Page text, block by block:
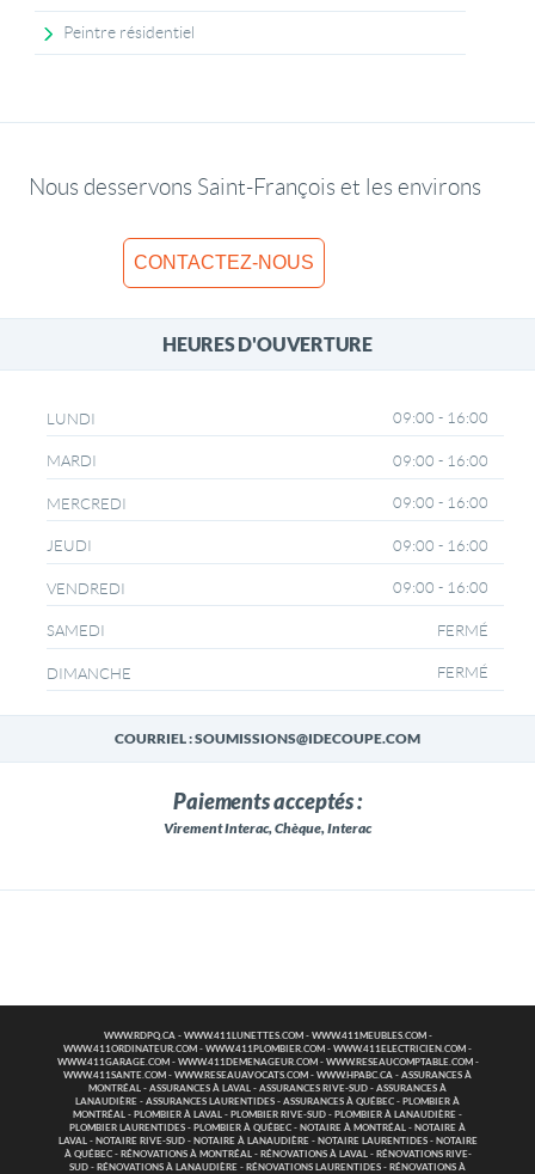
Peintre résidentiel
Nous desservons Saint-François et les environs
CONTACTEZ-NOUS
HEURES D'OUVERTURE
LUNDI 09:00 - 16:00
MARDI 09:00 - 16:00
MERCREDI 09:00 - 16:00
JEUDI 09:00 - 16:00
VENDREDI 09:00 - 16:00
SAMEDI FERMÉ
DIMANCHE FERMÉ
COURRIEL : SOUMISSIONS@IDECOUPE.COM
Paiements acceptés :
Virement Interac, Chèque, Interac
WWW.RDPQ.CA - WWW.411LUNETTES.COM - WWW.411MEUBLES.COM -
WWW.411ORDINATEUR.COM - WWW.411PLOMBIER.COM - WWW.411ELECTRICIEN.COM -
WWW.411GARAGE.COM - WWW.411DEMENAGEUR.COM - WWW.RESEAUCOMPTABLE.COM -
WWW.411SANTE.COM - WWW.RESEAUAVOCATS.COM - WWW.HPABC.CA - ASSURANCES À
MONTRÉAL
- ASSURANCES À LAVAL - ASSURANCES RIVE-SUD - ASSURANCES À
LANAUDIÈRE - ASSURANCES LAURENTIDES - ASSURANCES À QUÉBEC - PLOMBIER À
MONTRÉAL
- PLOMBIER À LAVAL - PLOMBIER RIVE-SUD - PLOMBIER À LANAUDIÈRE -
PLOMBIER LAURENTIDES - PLOMBIER À QUÉBEC - NOTAIRE À MONTRÉAL - NOTAIRE À
LAVAL
- NOTAIRE RIVE-SUD- NOTAIRE À LANAUDIÈRE- NOTAIRE LAURENTIDES- NOTAIRE
À QUÉBEC- RÉNOVATIONS À MONTRÉAL - RÉNOVATIONS À LAVAL - RÉNOVATIONS RIVE-
SUD - RÉNOVATIONS À LANAUDIÈRE - RÉNOVATIONS LAURENTIDES - RÉNOVATIONS À